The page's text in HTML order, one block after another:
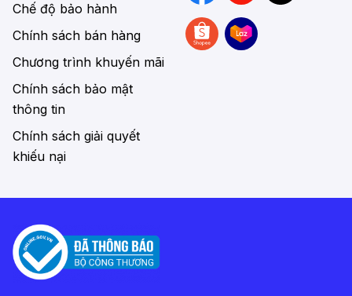
Chế độ bảo hành
Chính sách bán hàng
Chương trình khuyến mãi
Chính sách bảo mật
thông tin
Chính sách giải quyết
khiếu nại